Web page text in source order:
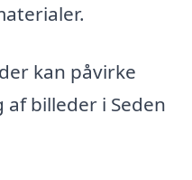
kan påvirke
billeder i Seden